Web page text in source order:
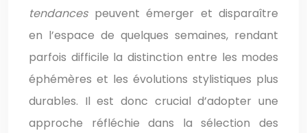
tendances peuvent émerger et disparaître
en l’espace de quelques semaines, rendant
parfois difficile la distinction entre les modes
éphémères et les évolutions stylistiques plus
durables. Il est donc crucial d’adopter une
approche réfléchie dans la sélection des